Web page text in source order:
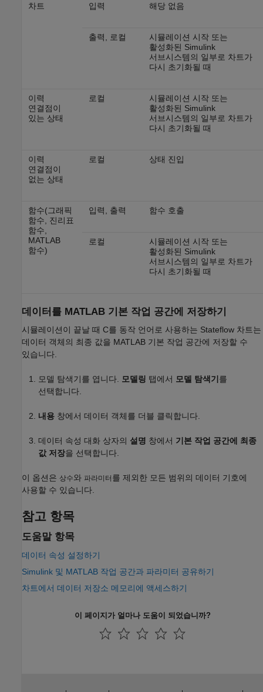
차트 입력 해당 없음
출력, 로컬
시뮬레이션 시작 또는
활성화된 Simulink
서브시스템의 일부로 차트가
다시 초기화될 때
이력
연결점이
있는 상태
로컬
시뮬레이션 시작 또는
활성화된 Simulink
서브시스템의 일부로 차트가
다시 초기화될 때
이력
연결점이
없는 상태
로컬 상태 진입
함수(그래픽
함수, 진리표
함수,
MATLAB
함수)
입력, 출력 함수 호출
로컬
시뮬레이션 시작 또는
활성화된 Simulink
서브시스템의 일부로 차트가
다시 초기화될 때
데이터를 MATLAB 기본 작업 공간에 저장하기
시뮬레이션이 끝날 때 C를 동작 언어로 사용하는 Stateflow 차트는
데이터 객체의 최종 값을 MATLAB 기본 작업 공간에 저장할 수
있습니다.
모델 탐색기를 엽니다. 모델링 탭에서 모델 탐색기 를
선택합니다.
내용 창에서 데이터 객체를 더블 클릭합니다.
데이터 속성 대화 상자의 설명 창에서 기본 작업 공간에 최종
값 저장을 선택합니다.
이 옵션은 상수와 파라미터 를 제외한 모든 범위의 데이터 기호에
사용할 수 있습니다.
참고 항목
도움말 항목
데이터 속성 설정하기
Simulink 및 MATLAB 작업 공간과 파라미터 공유하기
차트에서 데이터 저장소 메모리에 액세스하기
이 페이지가 얼마나 도움이 되었습니까?